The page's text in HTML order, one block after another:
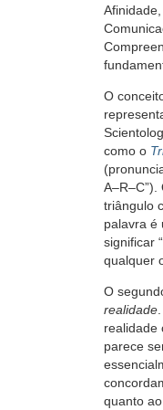
O
como o
A–R–C”).
triângulo
palavra é
significar
qualquer
O
realidade
realidade
parece
quanto